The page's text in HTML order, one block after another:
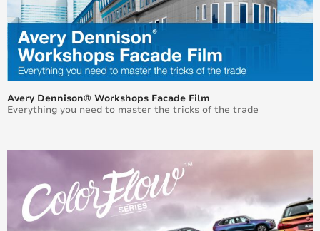
Parasport zum Mainstream machen: Sponsoring des
Teams BRIT
Danke sagen durch das Pflanzen von über 200
Bäumen
Ein lösemittelfreier Klebstoff der nächsten
Steve Flannery löst Hassan H. Rmaile ab, der zum
President Materials Group ernannt wurde.
Mehr Transparenz in Graphics mit neuem Carbon
Footprint Tool
Avery Dennison® Workshops Facade Film
Everything you need to master the tricks of the trade